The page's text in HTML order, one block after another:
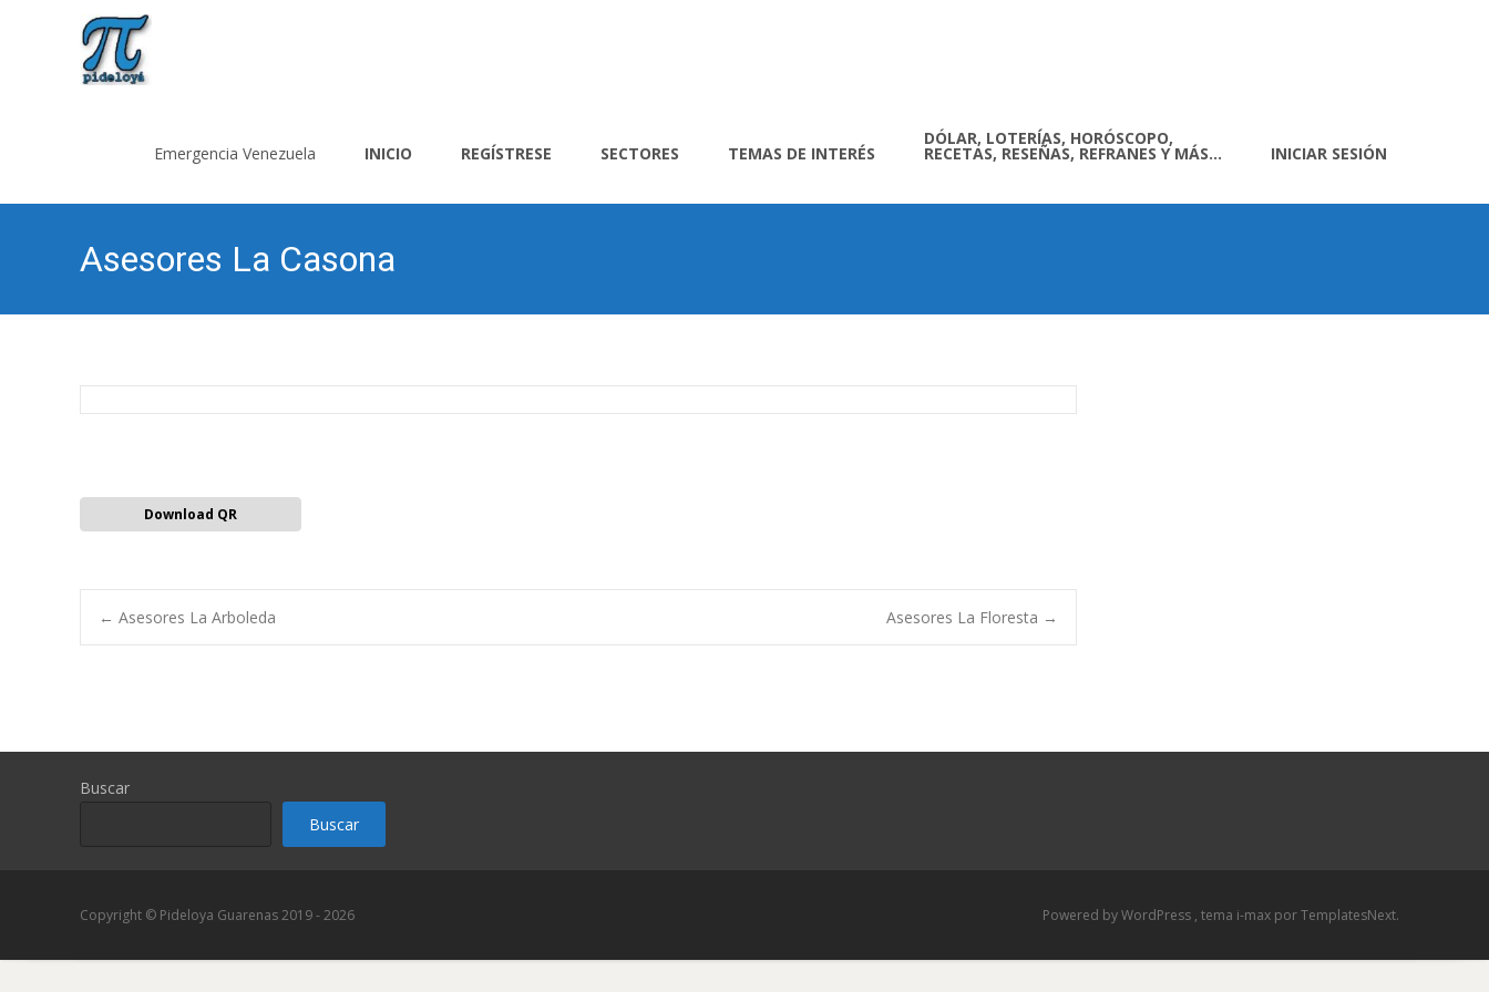
contenido
Emergencia Venezuela INICIO REGÍSTRESE SECTORES TEMAS DE INTERÉS
DÓLAR, LOTERÍAS, HORÓSCOPO,
RECETAS, RESEÑAS, REFRANES Y MÁS… INICIAR SESIÓN
Asesores La Casona
Download QR
Navegación
entradas
← Asesores La Arboleda Asesores La Floresta →
Buscar
Buscar
Copyright © Pideloya Guarenas 2019 - 2026 Powered by WordPress , tema i-max por TemplatesNext.